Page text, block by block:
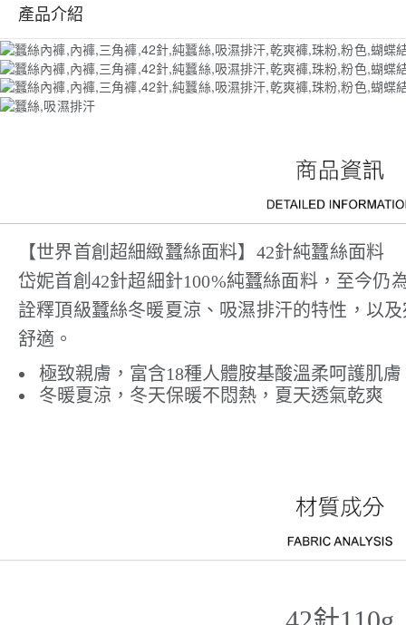
產品介紹
【世界首創超細緻蠶絲面料】42針純蠶絲面料
岱妮首創42針超細針100%純蠶絲面料，至今仍
詮釋頂級蠶絲冬暖夏涼、吸濕排汗的特性，以
舒適。
極致親膚，富含18種人體胺基酸溫柔呵護肌膚
冬暖夏涼，冬天保暖不悶熱，夏天透氣乾爽